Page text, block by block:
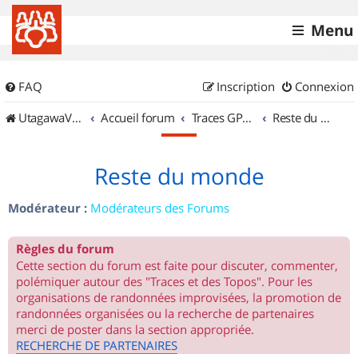
Menu
FAQ Connexion
Inscription
UtagawaVTT (Randos VTT et VTTAE avec traces GPS)
Accueil forum Traces GPS de randos VTT Reste du monde
Reste du monde
Modérateur : Modérateurs des Forums
Règles du forum
Cette section du forum est faite pour discuter, commenter,
polémiquer autour des "Traces et des Topos". Pour les
organisations de randonnées improvisées, la promotion de
randonnées organisées ou la recherche de partenaires
merci de poster dans la section appropriée.
RECHERCHE DE PARTENAIRES